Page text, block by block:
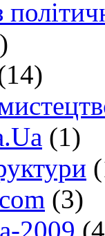
(1)
(3)
2009